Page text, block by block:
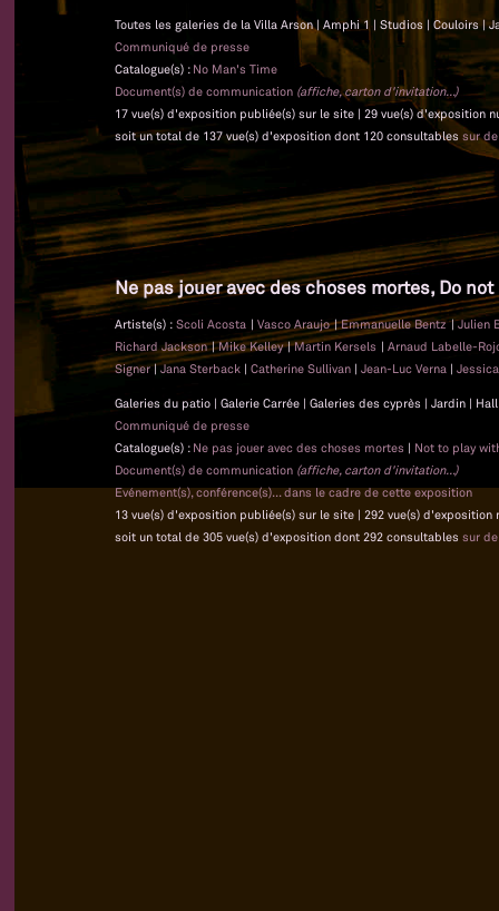
Toutes les galeries de la Villa Arson | Amphi 1 | Studios | Couloirs |
Communiqué de presse
Catalogue(s) : No Man's Time
Document(s) de communication (affiche, carton d'invitation...)
17 vue(s) d'exposition publiée(s) sur le site | 29 vue(s) d'exposition
soit un total de 137 vue(s) d'exposition dont 120 consultables sur
Ne pas jouer avec des choses mortes, Do
Artiste(s) : Scoli Acosta | Vasco Araujo|Emmanuelle Bentz|Julien
Richard Jackson|Mike Kelley|Martin Kersels |Arnaud Labelle-
Signer|Jana Sterback | Catherine Sullivan | Jean-Luc Verna |
Galeries du patio | Galerie Carrée | Galeries des cyprès | Jardin |
Communiqué de presse
Catalogue(s) : Ne pas jouer avec des choses mortes | Not to play
Document(s) de communication (affiche, carton d'invitation...)
Evénement(s), conférence(s)... dans le cadre de cette exposition
13 vue(s) d'exposition publiée(s) sur le site | 292 vue(s) d'exposition
soit un total de 305 vue(s) d'exposition dont 292 consultables sur